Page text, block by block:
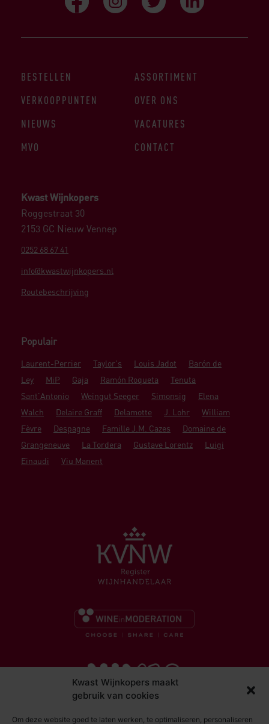
Kwast Wijnkopers maakt
gebruik van cookies
Om deze website goed te laten werken, te optimaliseren, personaliseren
Kwast Wijnkopers
Roggestraat 30
2153 GC Nieuw Vennep
0252 68 67 41
info@kwastwijnkopers.nl
Routebeschrijving
Populair
Laurent-Perrier Taylor's Louis Jadot
Barón de
Ley
MiP Gaja Ramón Roqueta
Tenuta
Sant'Antonio
Weingut Seeger Simonsig
Elena
Walch
Delaire Graff Delamotte J. Lohr
William
Fèvre
Despagne Famille J.M. Cazes
Domaine de
Grangeneuve
La Tordera Gustave Lorentz
Luigi
Einaudi
Viu Manent
BESTELLEN
ASSORTIMENT
VERKOOPPUNTEN
OVER ONS
NIEUWS
VACATURES
MVO
CONTACT